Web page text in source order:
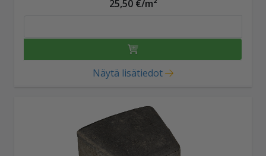
25,50 €/m²
Näytä lisätiedot